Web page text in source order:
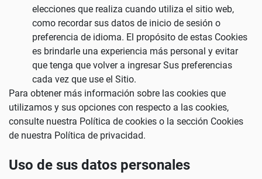
elecciones que realiza cuando utiliza el sitio web,
como recordar sus datos de inicio de sesión o
preferencia de idioma. El propósito de estas Cookies
es brindarle una experiencia más personal y evitar
que tenga que volver a ingresar Sus preferencias
cada vez que use el Sitio.
Para obtener más información sobre las cookies que
utilizamos y sus opciones con respecto a las cookies,
consulte nuestra Política de cookies o la sección Cookies
de nuestra Política de privacidad.
Uso de sus datos personales